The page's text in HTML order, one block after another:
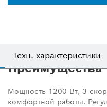
Техн. характеристики
Преимущества
Мощность 1200 Вт, 3
комфортной работы.